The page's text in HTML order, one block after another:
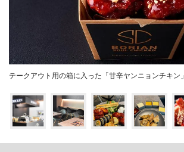
テークアウト用の箱に入った「甘辛ヤンニョンチキン」